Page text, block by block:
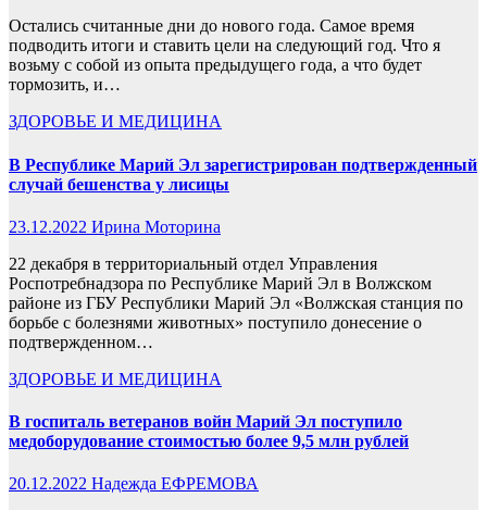
Остались считанные дни до нового года. Самое время
подводить итоги и ставить цели на следующий год. Что я
возьму с собой из опыта предыдущего года, а что будет
тормозить, и…
ЗДОРОВЬЕ И МЕДИЦИНА
В Республике Марий Эл зарегистрирован подтвержденный
случай бешенства у лисицы
23.12.2022 Ирина Моторина
22 декабря в территориальный отдел Управления
Роспотребнадзора по Республике Марий Эл в Волжском
районе из ГБУ Республики Марий Эл «Волжская станция по
борьбе с болезнями животных» поступило донесение о
подтвержденном…
ЗДОРОВЬЕ И МЕДИЦИНА
В госпиталь ветеранов войн Марий Эл поступило
медоборудование стоимостью более 9,5 млн рублей
20.12.2022 Надежда ЕФРЕМОВА